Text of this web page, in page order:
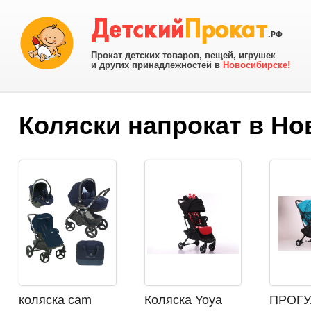
Прокат детских товаров, вещей, игрушек
и других принадлежностей в Новосибирске!
Коляски напрокат в
коляска cam
Коляска Yoya